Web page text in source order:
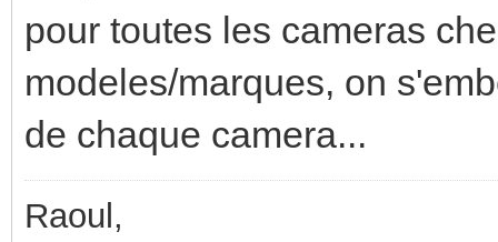
pour toutes les cameras
modeles/marques, on
de chaque camera...
Raoul,